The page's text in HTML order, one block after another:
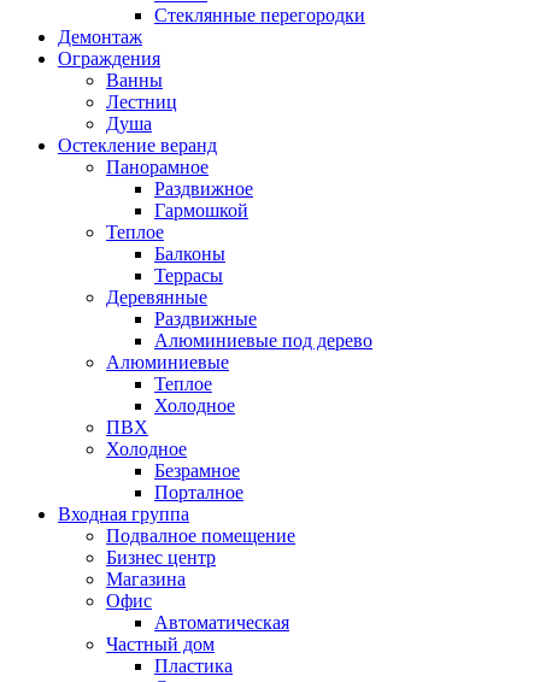
Стеклянные перегородки
Демонтаж
Ограждения
Ванны
Лестниц
Душа
Остекление веранд
Панорамное
Раздвижное
Гармошкой
Теплое
Балконы
Террасы
Деревянные
Раздвижные
Алюминиевые под дерево
Алюминиевые
Теплое
Холодное
ПВХ
Холодное
Безрамное
Порталное
Входная группа
Подвалное помещение
Бизнес центр
Магазина
Офис
Автоматическая
Частный дом
Пластика